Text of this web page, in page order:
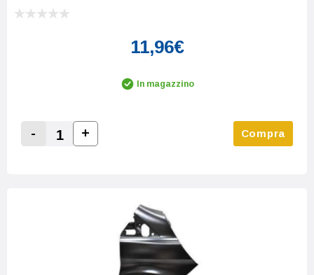
11,96€
In magazzino
Decrease Quantity:
-
Increase Quantity:
+ Compra